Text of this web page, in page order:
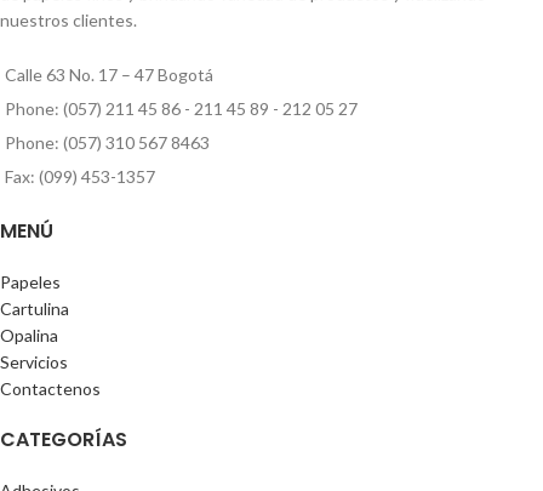
nuestros clientes.
Calle 63 No. 17 – 47 Bogotá
Phone: (057) 211 45 86 - 211 45 89 - 212 05 27
Phone: (057) 310 567 8463
Fax: (099) 453-1357
MENÚ
Papeles
Cartulina
Opalina
Servicios
Contactenos
CATEGORÍAS